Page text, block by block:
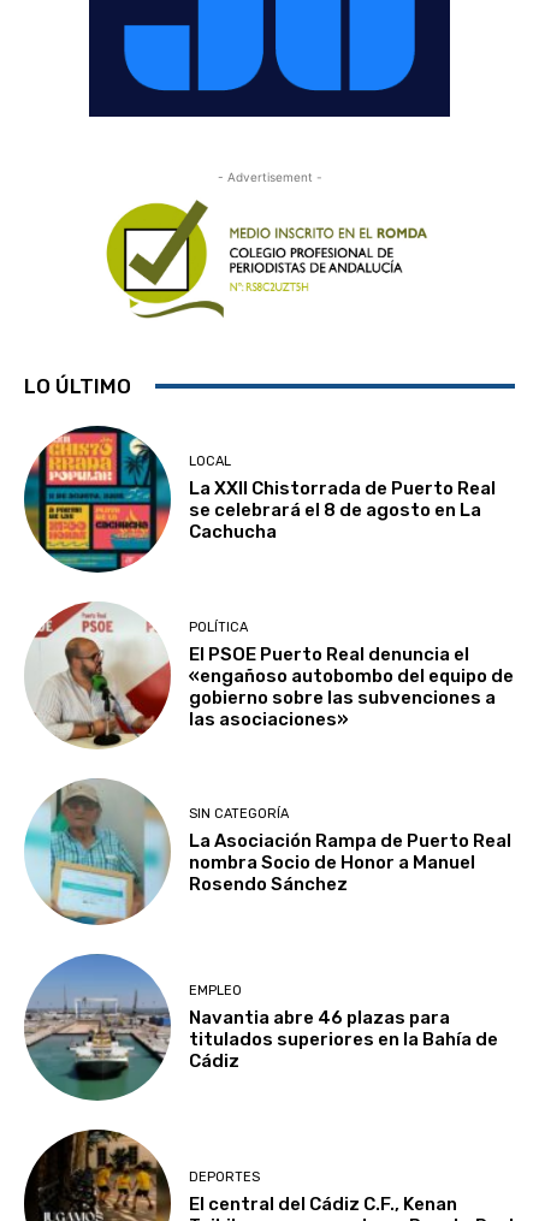
- Advertisement -
LO ÚLTIMO
LOCAL
La XXII Chistorrada de Puerto Real
se celebrará el 8 de agosto en La
Cachucha
POLÍTICA
El PSOE Puerto Real denuncia el
«engañoso autobombo del equipo de
gobierno sobre las subvenciones a
las asociaciones»
SIN CATEGORÍA
La Asociación Rampa de Puerto Real
nombra Socio de Honor a Manuel
Rosendo Sánchez
EMPLEO
Navantia abre 46 plazas para
titulados superiores en la Bahía de
Cádiz
DEPORTES
El central del Cádiz C.F., Kenan